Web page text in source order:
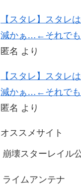
【スタレ】スタレ
減かぁ…←それでも
匿名 より
【スタレ】スタレ
減かぁ…←それでも
匿名 より
オススメサイト
崩壊スターレイル
ライムアンテナ